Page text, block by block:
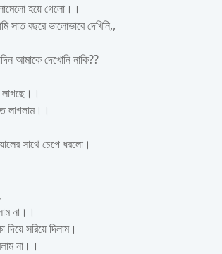
হয়ে গেলো।।
বছরে ভালোভাবে দেখিনি,,
আমাকে দেখোনি নাকি??
লাগছে।।
লাগলাম।।
সাথে চেপে ধরলো।
না।।
সরিয়ে দিলাম।
না।।